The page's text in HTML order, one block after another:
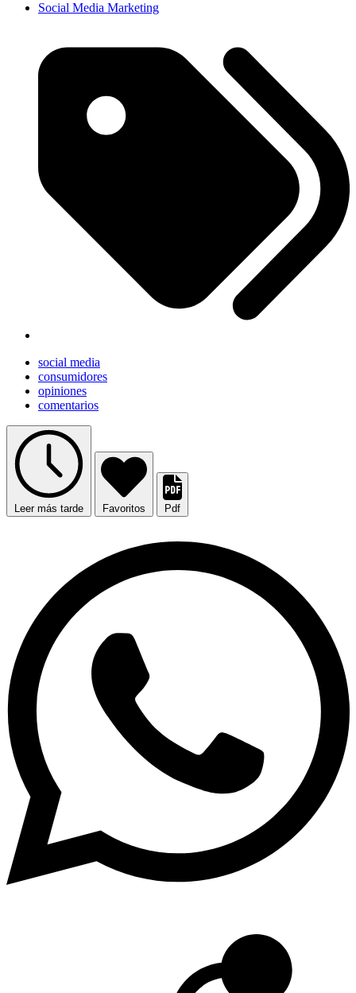
Social Media Marketing
social media
consumidores
opiniones
comentarios
Leer más tarde Favoritos Pdf